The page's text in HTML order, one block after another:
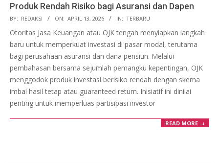
Produk Rendah Risiko bagi Asuransi dan Dapen
2026-
04-
13
BY: REDAKSI ON: APRIL 13, 2026 IN: TERBARU
Otoritas Jasa Keuangan atau OJK tengah menyiapkan langkah
baru untuk memperkuat investasi di pasar modal, terutama
bagi perusahaan asuransi dan dana pensiun. Melalui
pembahasan bersama sejumlah pemangku kepentingan, OJK
menggodok produk investasi berisiko rendah dengan skema
imbal hasil tetap atau guaranteed return. Inisiatif ini dinilai
penting untuk memperluas partisipasi investor
READ MORE →